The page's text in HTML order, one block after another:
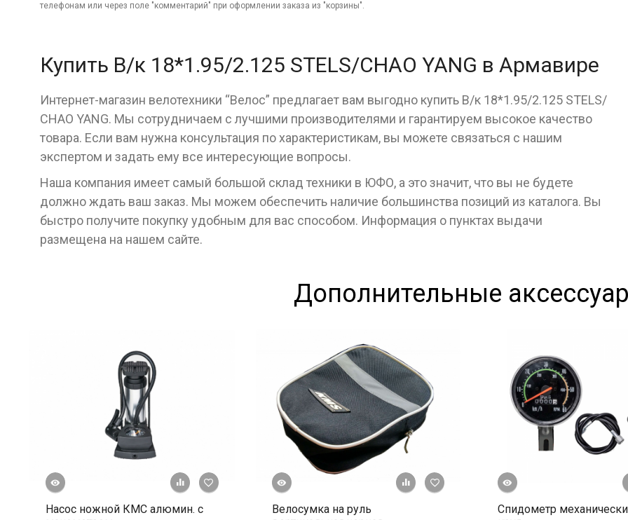
телефонам или через поле "комментарий" при оформлении заказа из "корзины".
Купить В/к 18*1.95/2.125 STELS/СHAO YANG в Армавире
Интернет-магазин велотехники “Велос” предлагает вам выгодно купить В/к 18*1.95/2.125 STELS/
СHAO YANG. Мы сотрудничаем с лучшими производителями и гарантируем высокое качество
товара. Если вам нужна консультация по характеристикам, вы можете связаться с нашим
экспертом и задать ему все интересующие вопросы.
Наша компания имеет самый большой склад техники в ЮФО, а это значит, что вы не будете
должно ждать ваш заказ. Мы можем обеспечить наличие большинства позиций из каталога. Вы
быстро получите покупку удобным для вас способом. Информация о пунктах выдачи
размещена на нашем сайте.
Дополнительные
+ К сравнению
В избранное
Насос ножной КМС алюмин. с
+ К сравнению
В избранное
Быстрый просмотр
Велосумка на руль
Быстрый просмотр
Спидометр